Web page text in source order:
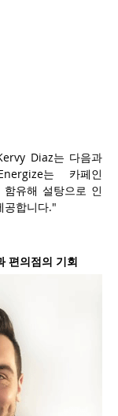
Diaz는 다음과
는 카페인
유해 설탕으로 인
공합니다."
편의점의 기회